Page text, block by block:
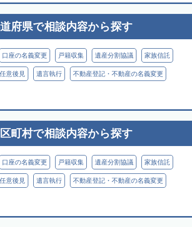
府県で相談内容から探す
口座の名義変更 戸籍収集 遺産分割協議 家族信託
意後見 遺言執行 不動産登記・不動産の名義変更
町村で相談内容から探す
口座の名義変更 戸籍収集 遺産分割協議 家族信託
意後見 遺言執行 不動産登記・不動産の名義変更